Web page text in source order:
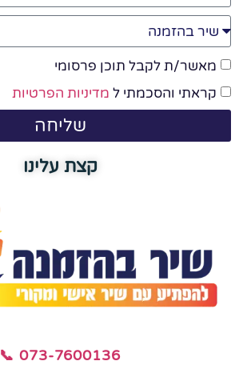
מאשר/ת לקבל תוכן פרסומי
קראתי והסכמתי ל מדיניות הפרטיות
שליחה
קצת עלינו
📞 073-7600136